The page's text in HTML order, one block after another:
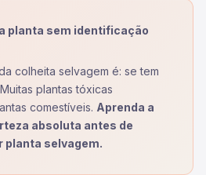
planta sem identificação
colheita selvagem é: se tem
plantas tóxicas
comestíveis. Aprenda a
absoluta antes de
planta selvagem.